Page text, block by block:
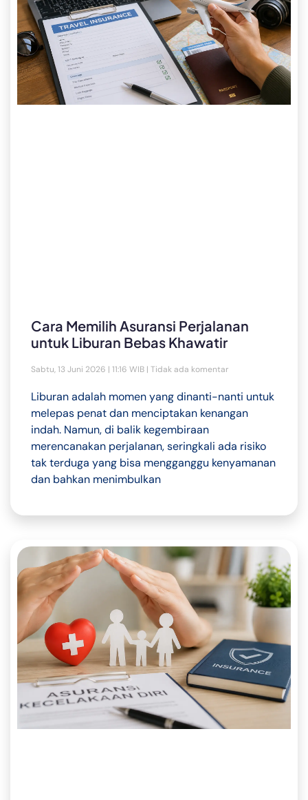
Cara Memilih Asuransi Perjalanan
untuk Liburan Bebas Khawatir
Sabtu, 13 Juni 2026 | 11:16 WIB Tidak ada komentar
Liburan adalah momen yang dinanti-nanti untuk
melepas penat dan menciptakan kenangan
indah. Namun, di balik kegembiraan
merencanakan perjalanan, seringkali ada risiko
tak terduga yang bisa mengganggu kenyamanan
dan bahkan menimbulkan